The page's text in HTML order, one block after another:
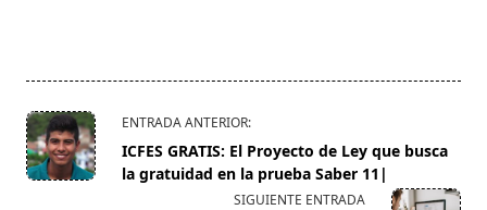
<span
class="nav-
subtitle
ENTRADA ANTERIOR:
ICFES GRATIS: El Proyecto de Ley que busca
la gratuidad en la prueba Saber 11|
SIGUIENTE ENTRADA